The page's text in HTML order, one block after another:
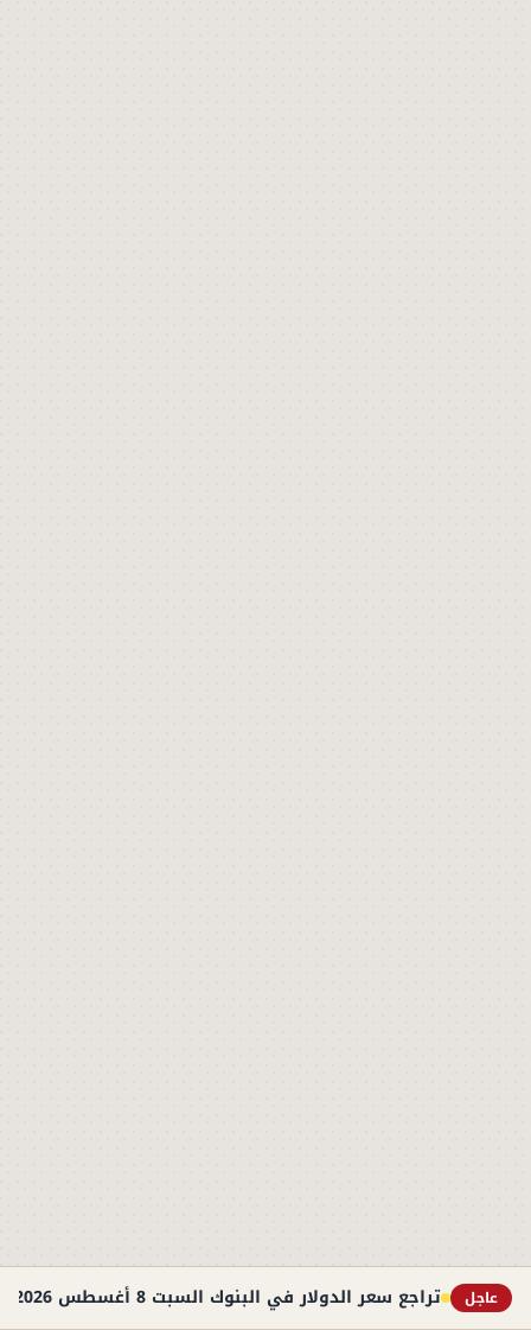
عاجل تراجع سعر الدولار في البنوك السبت 8 أغسطس 2026.. استقرار عند 49.71 جنيه